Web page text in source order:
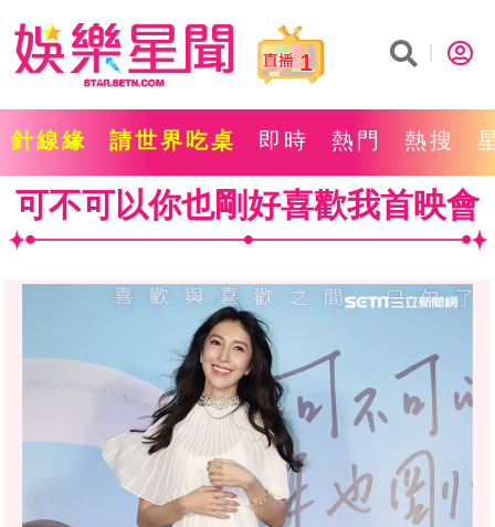
1
針線緣 請世界吃桌 即時 熱門 熱搜
可不可以你也剛好喜歡我首映會